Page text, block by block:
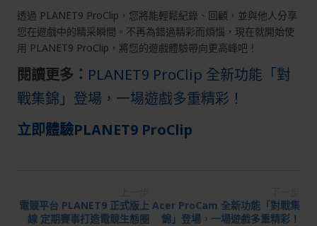
透過 PLANET9 ProClip，您將能輕鬆紀錄、回顧，並與他人分享
您在遊戲中的精采瞬間。不再為錯過精彩而煩惱，現在就開始使
用 PLANET9 ProClip，將您的遊戲體驗帶向更高峰吧！
閱讀更多： PLANET9 ProClip 全新功能「對
戰集錦」登場，一場遊戲多重精彩！
立即體驗PLANET9 ProClip
電競平台 PLANET9 正式版上
線 定期賽事打造電競生態圈
Acer ProCam 全新功能「對戰集
錦」登場，一場遊戲多重精彩！